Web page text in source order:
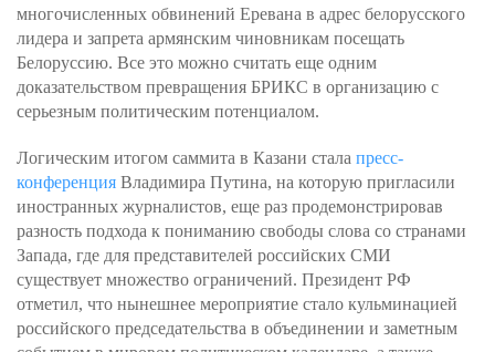
многочисленных обвинений Еревана в адрес белорусского
лидера и запрета армянским чиновникам посещать
Белоруссию. Все это можно считать еще одним
доказательством превращения БРИКС в организацию с
серьезным политическим потенциалом.
Логическим итогом саммита в Казани стала пресс-
конференция Владимира Путина, на которую пригласили
иностранных журналистов, еще раз продемонстрировав
разность подхода к пониманию свободы слова со странами
Запада, где для представителей российских СМИ
существует множество ограничений. Президент РФ
отметил, что нынешнее мероприятие стало кульминацией
российского председательства в объединении и заметным